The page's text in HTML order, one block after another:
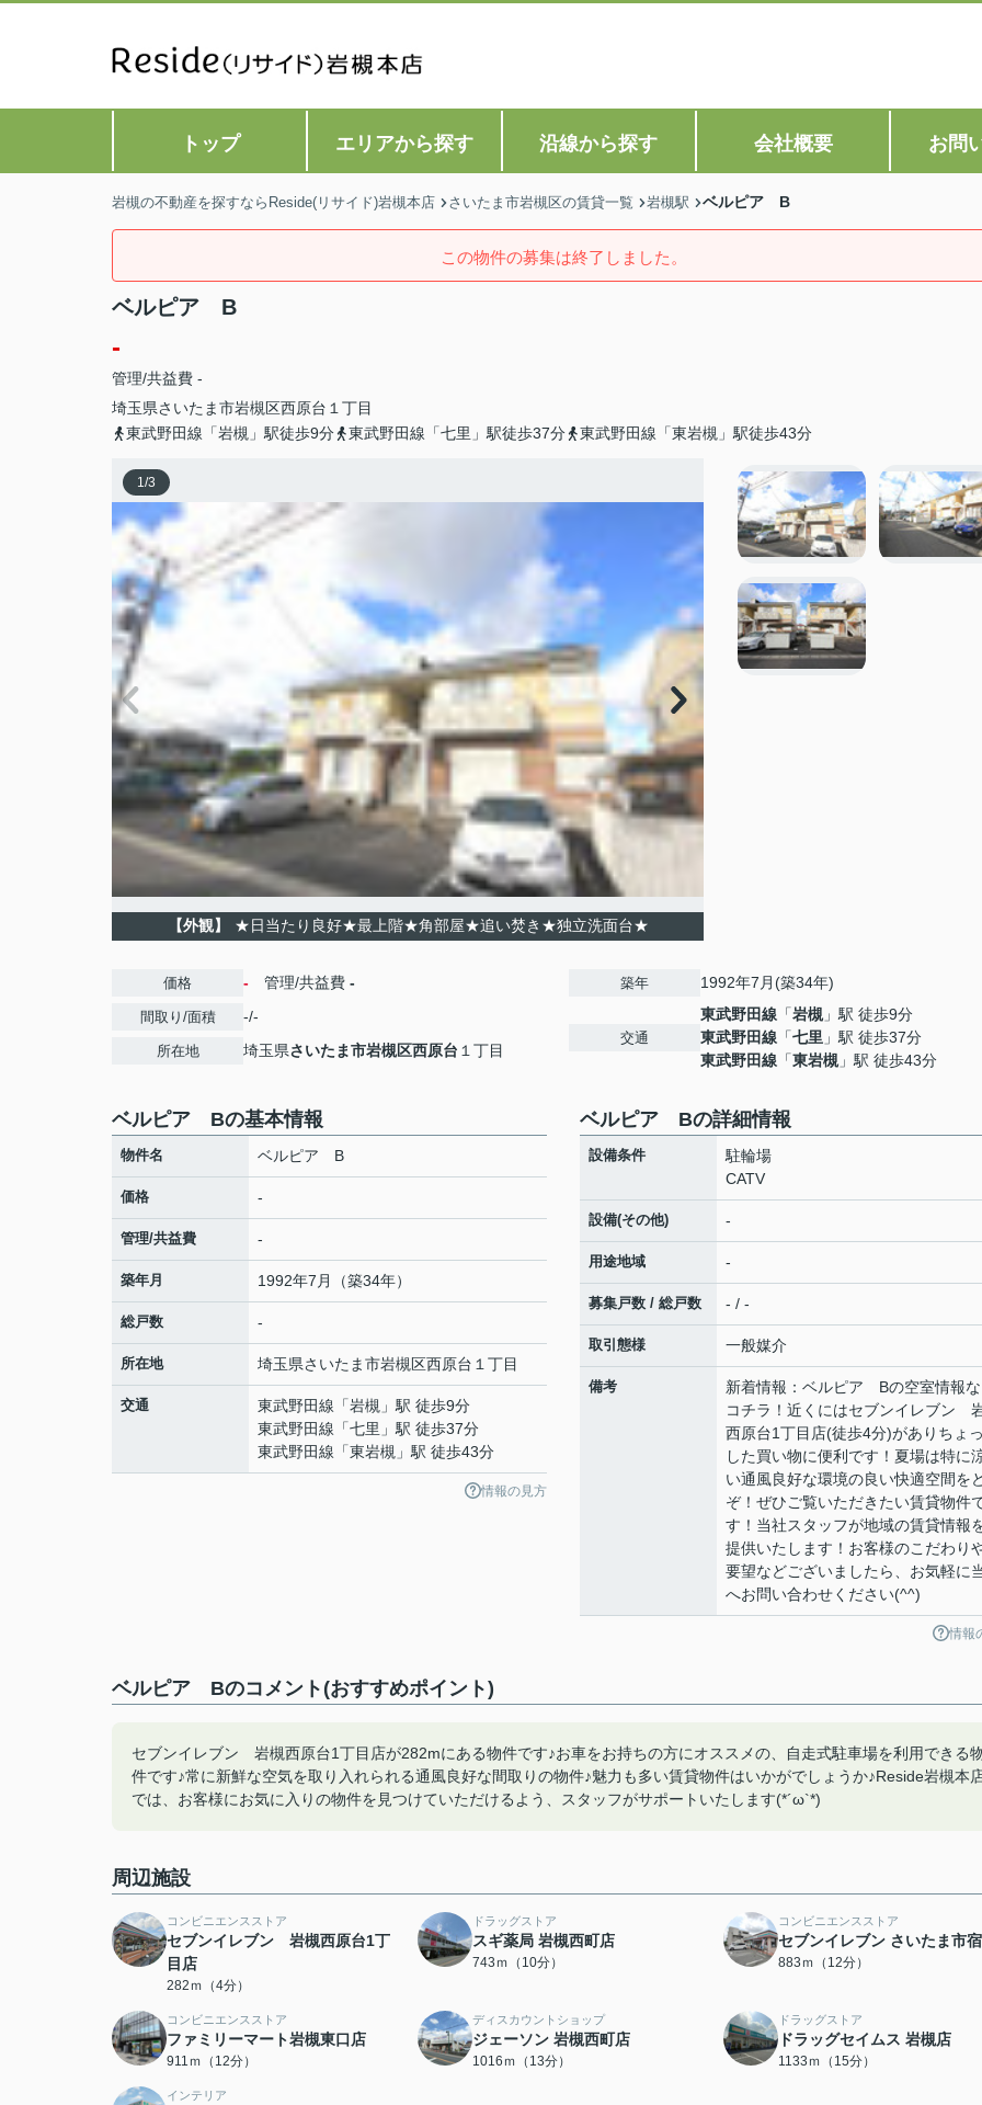
トップ エリアから探す 沿線から探す 会社概要 お問
岩槻の不動産を探すならReside(リサイド)岩槻本店 さいたま市岩槻区の賃貸一覧 岩槻駅 ベルピア B
この物件の募集は終了しました。
ベルピア B
-
管理/共益費 -
埼玉県さいたま市岩槻区西原台 １丁目
東武野田線「岩槻」駅徒歩9分
東武野田線「七里」駅徒歩37分 東武野田線「東岩槻」駅徒歩43分
1/3
【外観】 ★日当たり良好★最上階★角部屋★追い焚き★独立洗面台★
価格 - 管理/共益費 -
間取り/面積 -/-
所在地 埼玉県さいたま市岩槻区西原台 １丁目
築年 1992年7月(築34年)
交通
東武野田線 「岩槻 」駅 徒歩9分
東武野田線 「七里 」駅 徒歩37分
東武野田線 「東岩槻 」駅 徒歩43分
ベルピア Bの基本情報
物件名 ベルピア B
価格 -
管理/共益費 -
築年月 1992年7月（築34年）
総戸数 -
所在地 埼玉県さいたま市岩槻区西原台 １丁目
交通 東武野田線 「岩槻 」駅 徒歩9分
東武野田線 「七里 」駅 徒歩37分
東武野田線 「東岩槻 」駅 徒歩43分
情報の見方
ベルピア Bの詳細情報
設備条件
駐輪場
CATV
設備(その他) -
用途地域 -
募集戸数 / 総戸数 - / -
取引態様 一般媒介
備考
新着情報：ベルピア Bの空室情報な
コチラ！近くにはセブンイレブン
西原台1丁目店(徒歩4分)がありちょ
した買い物に便利です！夏場は特に
い通風良好な環境の良い快適空間を
ぞ！ぜひご覧いただきたい賃貸物件
す！当社スタッフが地域の賃貸情報
提供いたします！お客様のこだわり
要望などございましたら、お気軽に
へお問い合わせください(^^)
情報
ベルピア Bのコメント(おすすめポイント)
セブンイレブン 岩槻西原台1丁目店が282mにある物件です♪お車をお持ちの方にオススメの、自走式駐車場を利用できる
件です♪常に新鮮な空気を取り入れられる通風良好な間取りの物件♪魅力も多い賃貸物件はいかがでしょうか♪Reside岩槻本
では、お客様にお気に入りの物件を見つけていただけるよう、スタッフがサポートいたします(*´ω`*)
周辺施設
コンビニエンスストア
セブンイレブン 岩槻西原台1丁
目店
282ｍ（4分）
ドラッグストア
スギ薬局 岩槻西町店
743ｍ（10分）
コンビニエンスストア
セブンイレブン さいたま市
883ｍ（12分）
コンビニエンスストア
ファミリーマート岩槻東口店
911ｍ（12分）
ディスカウントショップ
ジェーソン 岩槻西町店
1016ｍ（13分）
ドラッグストア
ドラッグセイムス 岩槻店
1133ｍ（15分）
インテリア